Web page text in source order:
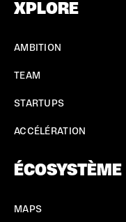
XPLORE
AMBITION
TEAM
STARTUPS
ACCÉLÉRATION
ÉCOSYSTÈME
MAPS